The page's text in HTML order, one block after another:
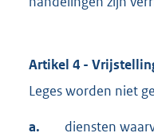
Artikel 4 -
Leges worden niet
a.
diensten